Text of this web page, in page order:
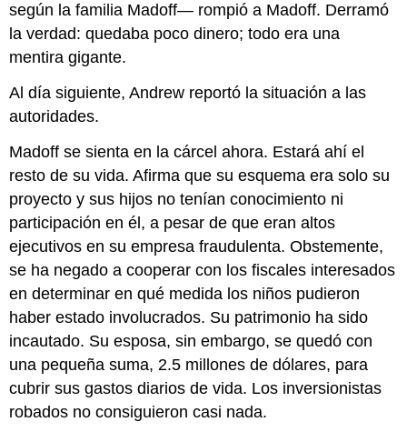
según la familia Madoff— rompió a Madoff. Derramó
la verdad: quedaba poco dinero; todo era una
mentira gigante.
Al día siguiente, Andrew reportó la situación a las
autoridades.
Madoff se sienta en la cárcel ahora. Estará ahí el
resto de su vida. Afirma que su esquema era solo su
proyecto y sus hijos no tenían conocimiento ni
participación en él, a pesar de que eran altos
ejecutivos en su empresa fraudulenta. Obstemente,
se ha negado a cooperar con los fiscales interesados
en determinar en qué medida los niños pudieron
haber estado involucrados. Su patrimonio ha sido
incautado. Su esposa, sin embargo, se quedó con
una pequeña suma, 2.5 millones de dólares, para
cubrir sus gastos diarios de vida. Los inversionistas
robados no consiguieron casi nada.